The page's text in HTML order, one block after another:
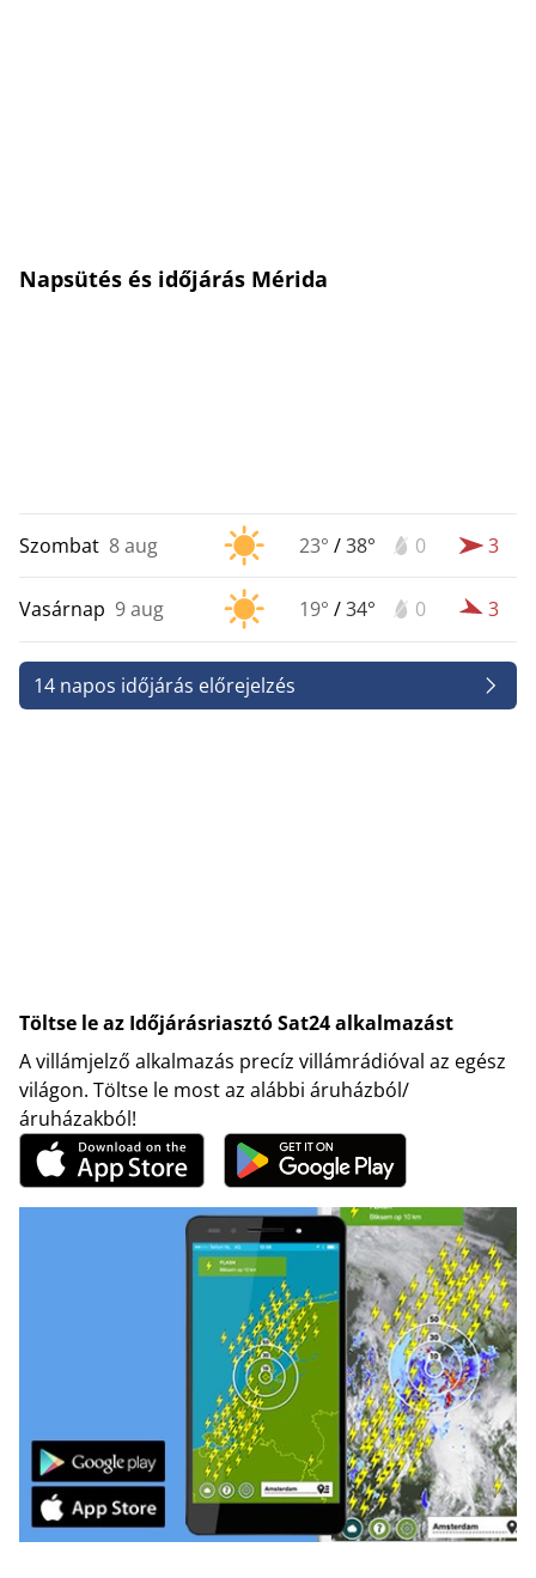
Napsütés és időjárás Mérida
Szombat 8 aug 23° /38° 0 3
Vasárnap 9 aug 19° /34° 0 3
14 napos időjárás előrejelzés
Töltse le az Időjárásriasztó Sat24 alkalmazást
A villámjelző alkalmazás precíz villámrádióval az egész
világon. Töltse le most az alábbi áruházból/
áruházakból!